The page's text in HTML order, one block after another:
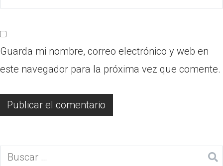
Guarda mi nombre, correo electrónico y web en
este navegador para la próxima vez que comente.